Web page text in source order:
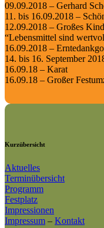
09.09.2018 – Gerhard
11. bis 16.09.2018 –
12.09.2018 – Großes
“Lebensmittel sind
16.09.2018 –
14. bis 16. September
16.09.18 – Karat
16.09.18 – Großer
Kurzübersicht
Aktuelles
Terminübersicht
Programm
Festplatz
Impressionen
Impressum – Kontakt